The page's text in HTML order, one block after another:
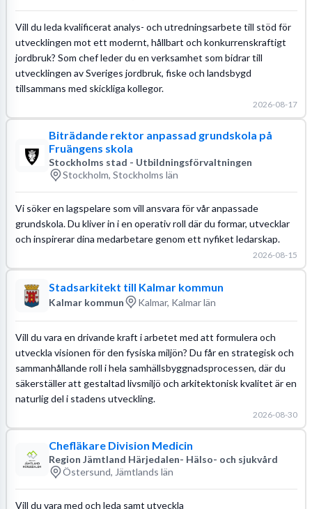
Vill du leda kvalificerat analys- och utredningsarbete till stöd för
utvecklingen mot ett modernt, hållbart och konkurrenskraftigt
jordbruk? Som chef leder du en verksamhet som bidrar till
utvecklingen av Sveriges jordbruk, fiske och landsbygd
tillsammans med skickliga kollegor.
2026-08-17
Biträdande rektor anpassad grundskola på
Fruängens skola
Stockholms stad - Utbildningsförvaltningen
Stockholm, Stockholms län
Vi söker en lagspelare som vill ansvara för vår anpassade
grundskola. Du kliver in i en operativ roll där du formar, utvecklar
och inspirerar dina medarbetare genom ett nyfiket ledarskap.
2026-08-15
Stadsarkitekt till Kalmar kommun
Kalmar kommun Kalmar, Kalmar län
Vill du vara en drivande kraft i arbetet med att formulera och
utveckla visionen för den fysiska miljön? Du får en strategisk och
sammanhållande roll i hela samhällsbyggnadsprocessen, där du
säkerställer att gestaltad livsmiljö och arkitektonisk kvalitet är en
naturlig del i stadens utveckling.
2026-08-30
Chefläkare Division Medicin
Region Jämtland Härjedalen- Hälso- och sjukvård
Östersund, Jämtlands län
Vill du vara med och leda samt utveckla